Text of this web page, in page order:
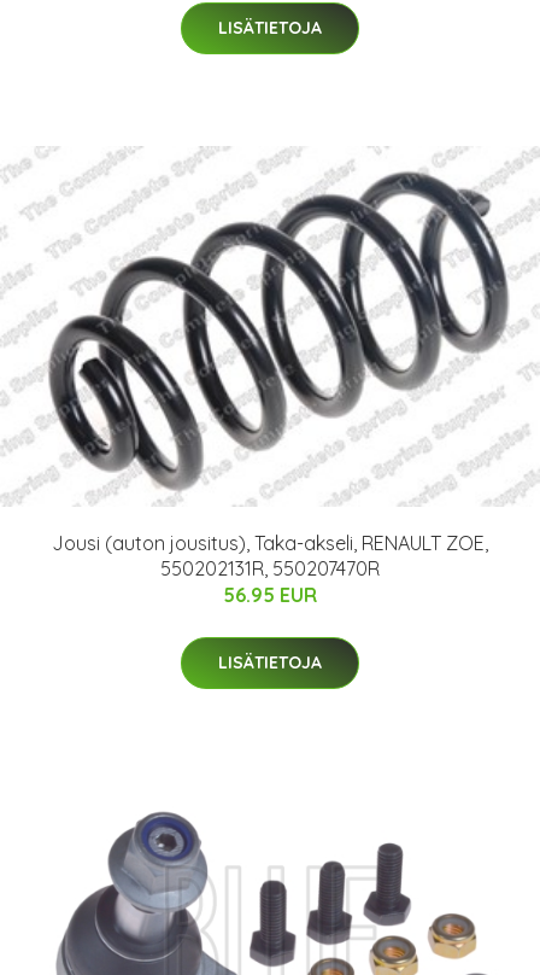
LISÄTIETOJA
Jousi (auton jousitus), Taka-akseli, RENAULT ZOE,
550202131R, 550207470R
56.95 EUR
LISÄTIETOJA